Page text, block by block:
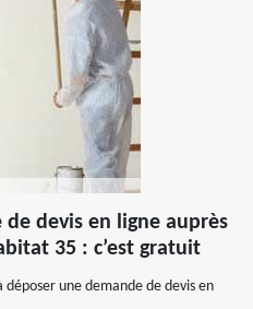
devis en ligne auprès
35 : c’est gratuit
une demande de devis en